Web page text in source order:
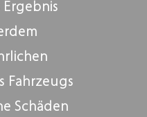
Fahrzeugs
Schäden